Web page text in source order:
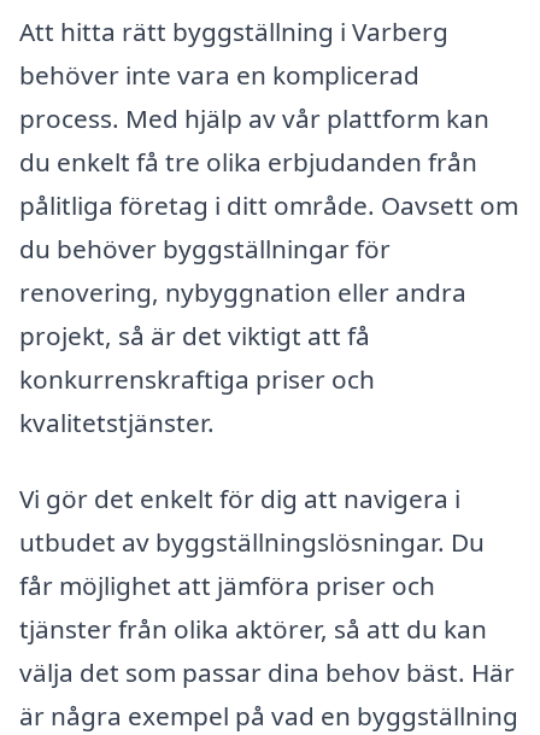
Att hitta rätt byggställning i Varberg
behöver inte vara en komplicerad
process. Med hjälp av vår plattform kan
du enkelt få tre olika erbjudanden från
pålitliga företag i ditt område. Oavsett om
du behöver byggställningar för
renovering, nybyggnation eller andra
projekt, så är det viktigt att få
konkurrenskraftiga priser och
kvalitetstjänster.
Vi gör det enkelt för dig att navigera i
utbudet av byggställningslösningar. Du
får möjlighet att jämföra priser och
tjänster från olika aktörer, så att du kan
välja det som passar dina behov bäst. Här
är några exempel på vad en byggställning